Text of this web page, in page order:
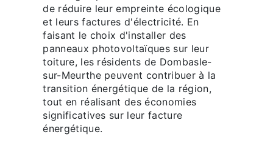
de réduire leur empreinte écologique
et leurs factures d'électricité. En
faisant le choix d'installer des
panneaux photovoltaïques sur leur
toiture, les résidents de Dombasle-
sur-Meurthe peuvent contribuer à la
transition énergétique de la région,
tout en réalisant des économies
significatives sur leur facture
énergétique.